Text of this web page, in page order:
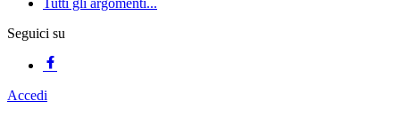
Tutti gli argomenti...
Seguici su
Accedi